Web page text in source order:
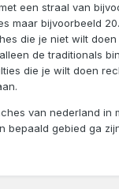
een straal van
maar bijvoorbeeld
die je niet wilt
de traditionals
die je wilt doen
van nederland in
bepaald gebied ga